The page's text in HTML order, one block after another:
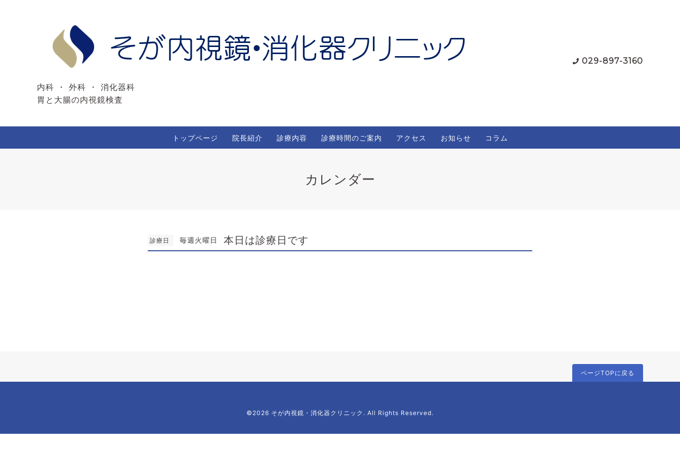
内科 ・ 外科 ・ 消化器科
胃と大腸の内視鏡検査
029-897-3160
トップページ 院長紹介 診療内容 診療時間のご案内 アクセス お知らせ コラム
カレンダー
診療日 毎週火曜日 本日は診療日です
ページTOPに戻る
©2026 そが内視鏡・消化器クリニック. All Rights Reserved.